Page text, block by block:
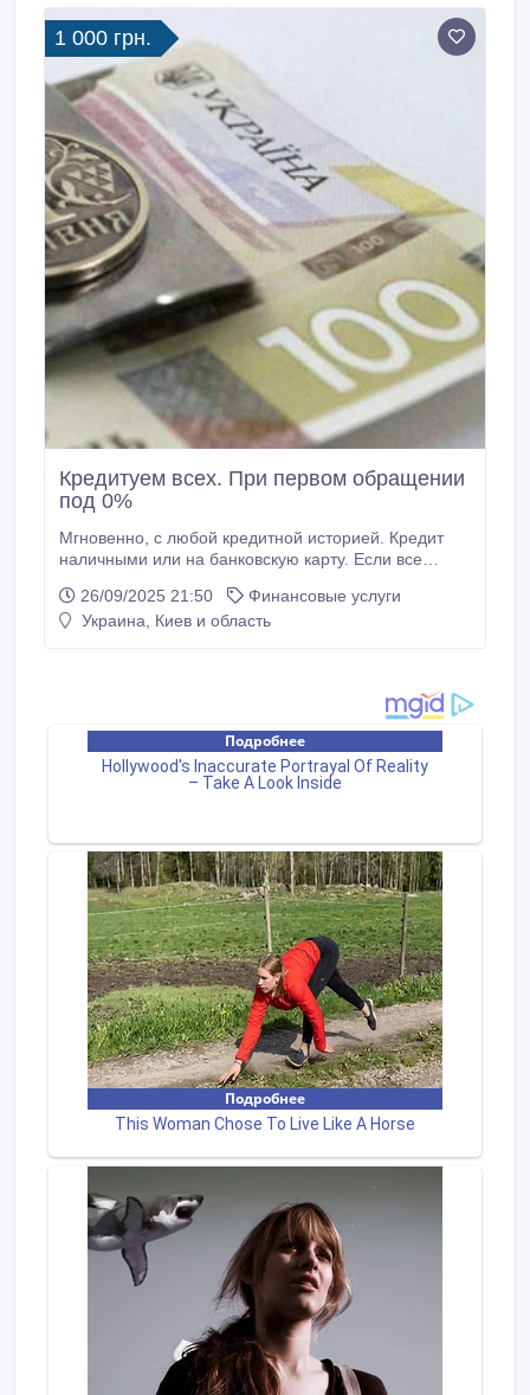
поручителей; - даже с плохой кредитной историей.
1 000 грн.
Кредитуем всех. При первом обращении
под 0%
Мгновенно, с любой кредитной историей. Кредит
наличными или на банковскую карту. Если все
99% одобрений. Условия: - карта с лимитом до 100
тыс. гривен, - заявка онлайн. Сервис полностью
не посредники.
26/09/2025 21:50
Финансовые услуги
Украина, Киев и область